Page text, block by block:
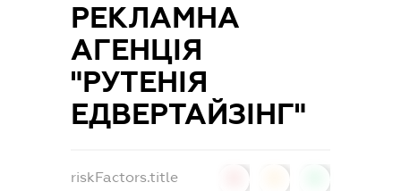
РЕКЛАМНА
АГЕНЦІЯ
"РУТЕНІЯ
ЕДВЕРТАЙЗІНГ"
riskFactors.title